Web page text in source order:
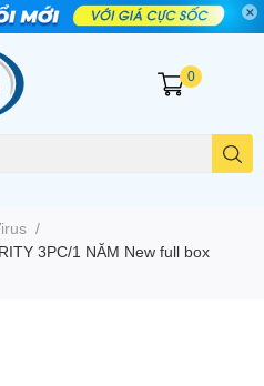
0
/
3PC/1 NĂM New full box